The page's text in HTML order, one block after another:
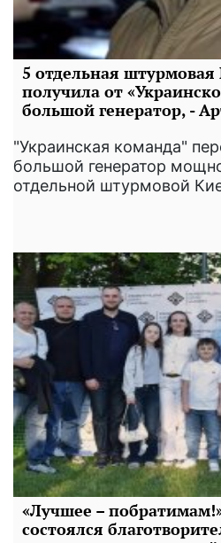
5 отдельная штурмовая
получила от
большой генератор, -
"Украинская команда"
большой генератор
отдельной штурмовой
«Лучшее –
состоялся